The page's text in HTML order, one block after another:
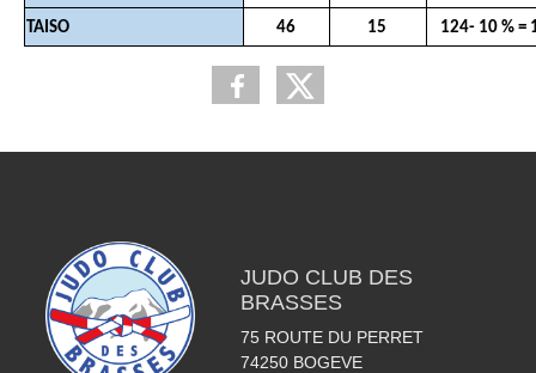
TAISO 46 15 124- 10 % =
JUDO CLUB DES
BRASSES
75 ROUTE DU PERRET
74250 BOGEVE